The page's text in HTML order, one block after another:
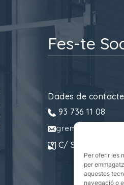
Per oferir les
per
aquestes
navegació o
Fes-te
Dades de contacte
93 736 11 08
C/ Sant Pau, 6.